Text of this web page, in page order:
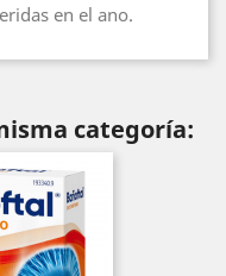
en el ano.
categoría: